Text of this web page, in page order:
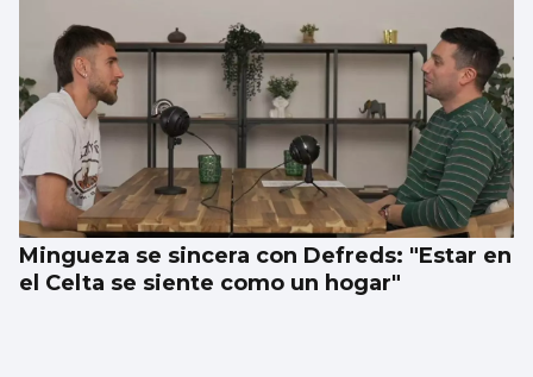
Mingueza se sincera con Defreds: "Estar en
el Celta se siente como un hogar"